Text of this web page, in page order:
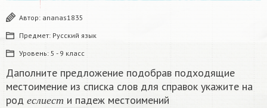
Автор: ananas1835
Предмет: Русский язык
Уровень: 5 - 9 класс
Даполните предложение подобрав подходящие
местоимение из списка слов для справок укажите на
род
е сл и е с т
еслиести падеж местоимений